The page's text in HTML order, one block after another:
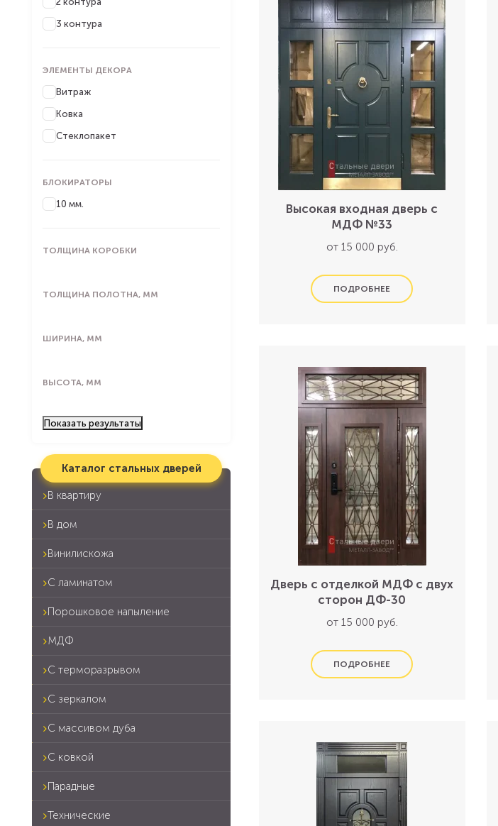
3 контура
ЭЛЕМЕНТЫ ДЕКОРА
Витраж
Ковка
Стеклопакет
БЛОКИРАТОРЫ
10 мм.
ТОЛЩИНА КОРОБКИ
ТОЛЩИНА ПОЛОТНА, ММ
ШИРИНА, ММ
ВЫСОТА, ММ
Показать результаты
Каталог стальных дверей
В квартиру
В дом
Винилискожа
С ламинатом
Порошковое напыление
МДФ
С терморазрывом
С зеркалом
С массивом дуба
С ковкой
Парадные
Технические
Высокая входная дверь с
МДФ №33
от 15 000 руб.
Дверь с отделкой МДФ с двух
сторон ДФ-30
от 15 000 руб.